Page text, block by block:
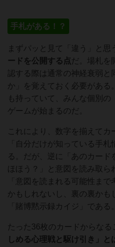
手札がある！？
まずパッと見て「違う」と思
ードを公開する点だ。場札を
認する際は通常の神経衰弱と
か」を覚えておく必要がある
も持っていて、みんな個別
ゲームが始まるのだ。
これにより、数字を揃えて
「自分だけが知っている手
る。だが、逆に「あのカー
ほほう？」と意図を読み取ら
「意図を読まれる可能性ま
かもしれないし、裏の裏かも
「賭博黙示録カイジ」である。
たった36枚のカードからなる
しめる心理戦と駆け引き」と